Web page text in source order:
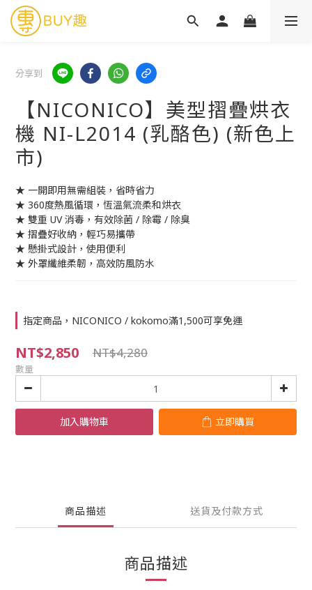
分享到
【NICONICO】美型摺疊烘衣
機 NI-L2014 (乳酪色) (新色上
市)
★ 一開即用無需組裝，省時省力
★ 360度熱風循環，恆溫氣流柔和烘衣
★ 雙重 UV 消毒，有效除菌 / 除霉 / 除臭
★ 摺疊好收納，輕巧易攜帶
★ 懸掛式設計，使用便利
★ 外罩纖維柔韌，高效防風防水
指定商品，NICONICO / kokomo滿1,500可享免運
NT$2,850 NT$4,280
數量
加入購物車 立即購買
商品描述 送貨及付款方式
商品描述